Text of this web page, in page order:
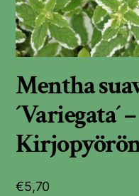
Mentha
´Variegata´ –
€5,70